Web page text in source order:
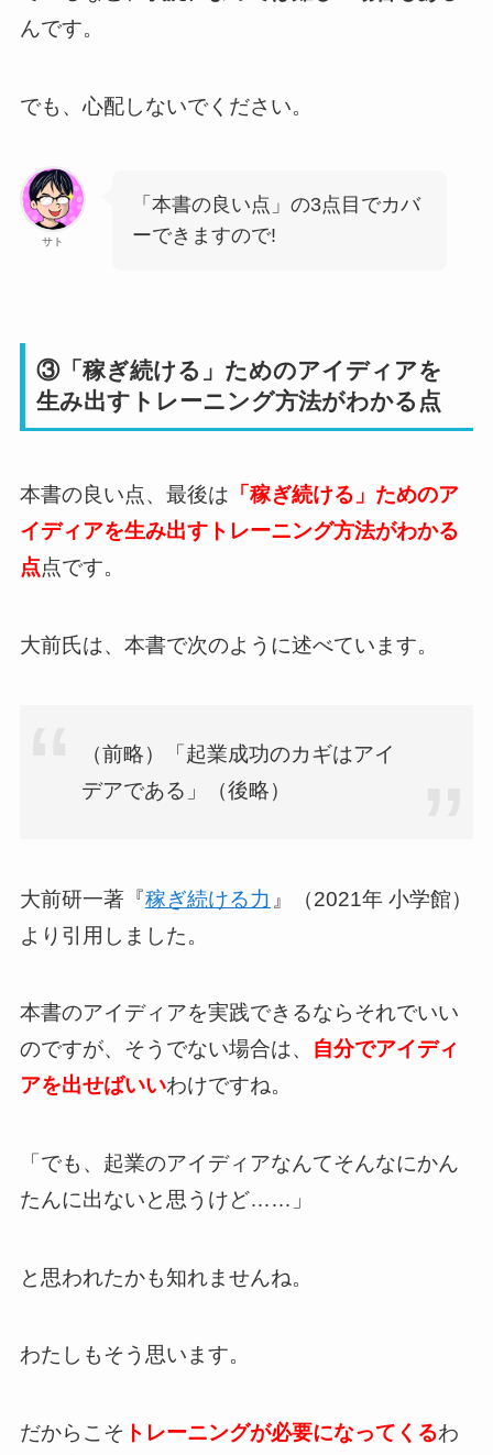
んです。
でも、心配しないでください。
サト
「本書の良い点」の3点目でカバ
ーできますので!
③「稼ぎ続ける」ためのアイディアを
生み出すトレーニング方法がわかる点
本書の良い点、最後は 「稼ぎ続ける」ためのア
イディアを生み出すトレーニング方法がわかる
点点です。
大前氏は、本書で次のように述べています。
（前略）「起業成功のカギはアイ
デアである」（後略）
大前研一著『稼ぎ続ける力 』（2021年 小学館）
より引用しました。
本書のアイディアを実践できるならそれでいい
のですが、そうでない場合は、 自分でアイディ
アを出せばいいわけですね。
「でも、起業のアイディアなんてそんなにかん
たんに出ないと思うけど……」
と思われたかも知れませんね。
わたしもそう思います。
だからこそ トレーニングが必要になってくるわ